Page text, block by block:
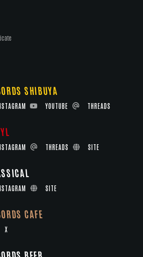
SHIBUYA
YOUTUBE THREADS
THREADS SITE
SITE
CAFE
X